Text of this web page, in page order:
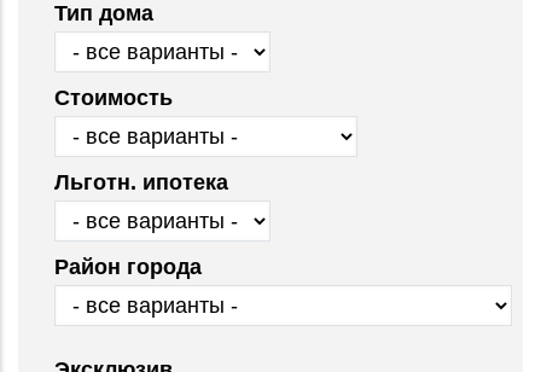
Тип дома
Стоимость
Льготн. ипотека
Район города